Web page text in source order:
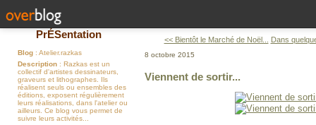
PrÉSentation
Blog : Atelier.razkas
Description : Razkas est un
collectif d'artistes dessinateurs,
graveurs et lithographes. Ils
réalisent seuls ou ensembles des
éditions, exposent régulièrement
leurs réalisations, dans l'atelier ou
ailleurs. Ce blog vous permet de
suivre leurs activités...
<< Bientôt le Marché de Noël... Dans
8 octobre 2015
Viennent de sortir...